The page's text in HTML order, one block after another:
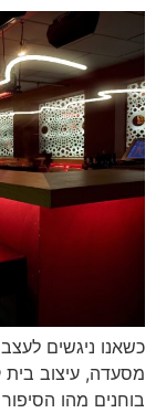
כשאנו ניגשים
מסעדה, עיצוב בית
בוחנים מהו